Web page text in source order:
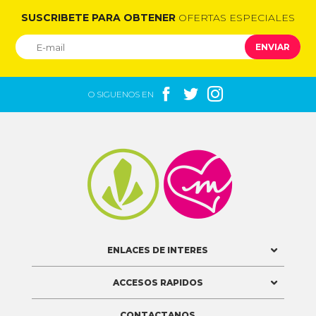
SUSCRIBETE PARA OBTENER OFERTAS ESPECIALES
ENVIAR
O SIGUENOS EN   

ENLACES DE INTERES
ACCESOS RAPIDOS